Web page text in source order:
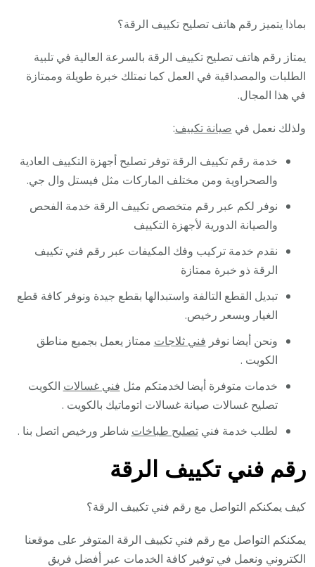
بماذا يتميز رقم هاتف تصليح تكييف الرقة؟
يمتاز رقم هاتف تصليح تكييف الرقة بالسرعة العالية في تلبية
الطلبات والمصداقية في العمل كما نمتلك خبرة طويلة وممتازة
في هذا المجال.
ولذلك نعمل في صيانة تكييف:
خدمة رقم تكييف الرقة توفر تصليح أجهزة التكييف العادية
والصحراوية ومن مختلف الماركات مثل فيستل وال جي.
نوفر لكم عبر رقم متخصص تكييف الرقة خدمة الفحص
والصيانة الدورية لأجهزة التكييف
نقدم خدمة تركيب وفك المكيفات عبر رقم فني تكييف
الرقة ذو خبرة ممتازة
تبديل القطع التالفة واستبدالها بقطع جيدة ونوفر كافة قطع
الغيار وبسعر رخيص.
ونحن أيضا نوفر فني ثلاجات ممتاز يعمل بجميع مناطق
الكويت .
خدمات متوفرة أيضا لخدمتكم مثل فني غسالات الكويت
تصليح غسالات صيانة غسالات اتوماتيك بالكويت .
لطلب خدمة فنيتصليح طباخات شاطر ورخيص اتصل بنا .
رقم فني تكييف الرقة
كيف يمكنكم التواصل مع رقم فني تكييف الرقة؟
يمكنكم التواصل مع رقم فني تكييف الرقة المتوفر على موقعنا
الكتروني ونعمل في توفير كافة الخدمات عبر أفضل فريق